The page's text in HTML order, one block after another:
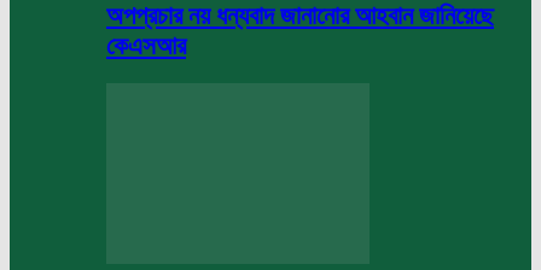
অপপ্রচার নয় ধন্যবাদ জানানোর আহবান জানিয়েছে
কেএসআর